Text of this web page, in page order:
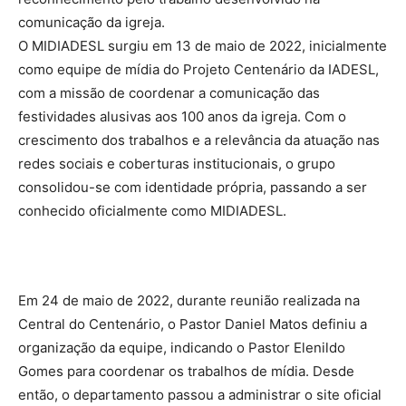
comunicação da igreja.
O MIDIADESL surgiu em 13 de maio de 2022, inicialmente
como equipe de mídia do Projeto Centenário da IADESL,
com a missão de coordenar a comunicação das
festividades alusivas aos 100 anos da igreja. Com o
crescimento dos trabalhos e a relevância da atuação nas
redes sociais e coberturas institucionais, o grupo
consolidou-se com identidade própria, passando a ser
conhecido oficialmente como MIDIADESL.
Em 24 de maio de 2022, durante reunião realizada na
Central do Centenário, o Pastor Daniel Matos definiu a
organização da equipe, indicando o Pastor Elenildo
Gomes para coordenar os trabalhos de mídia. Desde
então, o departamento passou a administrar o site oficial